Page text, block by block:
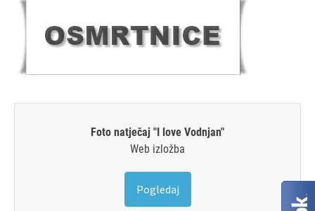
Foto natječaj "I love Vodnjan"
Web izložba
Pogledaj